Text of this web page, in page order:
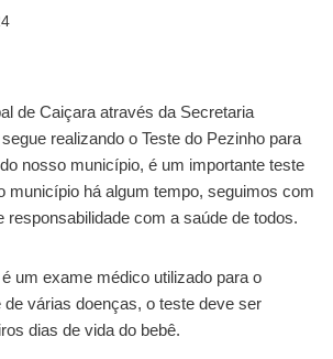
de Caiçara através da Secretaria
realizando o Teste do Pezinho para
nosso município, é um importante teste
município há algum tempo, seguimos com
com a saúde de todos.
um exame médico utilizado para o
várias doenças, o teste deve ser
dias de vida do bebê.